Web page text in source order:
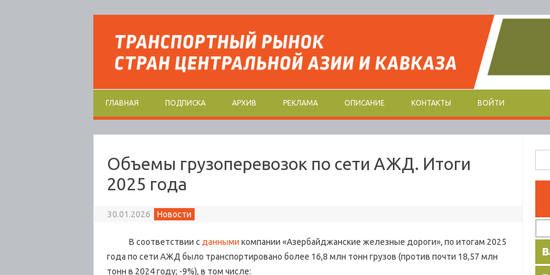
Перейти к содержимому
ГЛАВНАЯ ПОДПИСКА АРХИВ РЕКЛАМА ОПИСАНИЕ КОНТАКТЫ ВОЙТИ
Объемы грузоперевозок по сети АЖД. Итоги
2025 года
30.01.2026 Новости
В соответствии с данными компании «Азербайджанские железные дороги», по итогам 2025
года по сети АЖД было транспортировано более 16,8 млн тонн грузов (против почти 18,57 млн
тонн в 2024 году; -9%), в том числе: